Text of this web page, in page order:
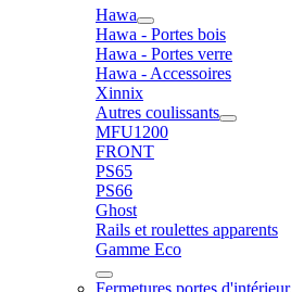
Hawa
Hawa - Portes bois
Hawa - Portes verre
Hawa - Accessoires
Xinnix
Autres coulissants
MFU1200
FRONT
PS65
PS66
Ghost
Rails et roulettes apparents
Gamme Eco
Fermetures portes d'intérieur